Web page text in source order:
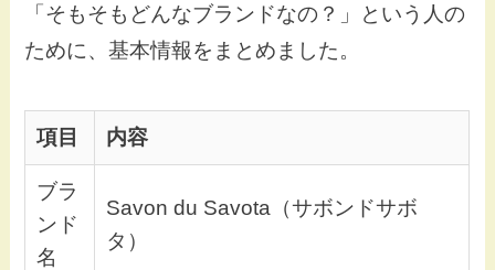
「そもそもどんなブランドなの？」という人の
ために、基本情報をまとめました。
項目 内容
ブラ
ンド
名
Savon du Savota（サボンドサボ
タ）